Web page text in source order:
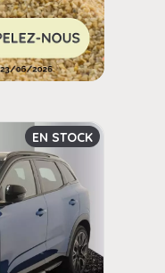
EN STOCK